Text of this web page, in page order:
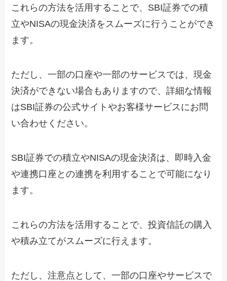
これらの方法を活用することで、SBI証券での積
立やNISAの現金決済をスムーズに行うことができ
ます。
ただし、一部の口座や一部のサービスでは、現金
決済ができない場合もありますので、詳細な情報
はSBI証券の公式サイトやお客様サービスにお問
い合わせください。
SBI証券での積立やNISAの現金決済は、即時入金
や連携口座との連携を利用することで可能になり
ます。
これらの方法を活用することで、投資信託の購入
や積み立てがスムーズに行えます。
ただし、注意点として、一部の口座やサービスで